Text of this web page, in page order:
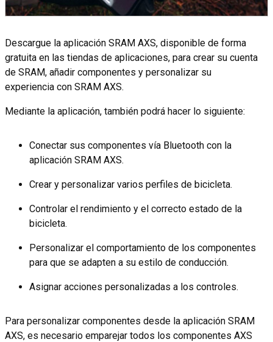
Descargue la aplicación SRAM AXS, disponible de forma
gratuita en las tiendas de aplicaciones, para crear su cuenta
de SRAM, añadir componentes y personalizar su
experiencia con SRAM AXS.
Mediante la aplicación, también podrá hacer lo siguiente:
Conectar sus componentes vía Bluetooth con la
aplicación SRAM AXS.
Crear y personalizar varios perfiles de bicicleta.
Controlar el rendimiento y el correcto estado de la
bicicleta.
Personalizar el comportamiento de los componentes
para que se adapten a su estilo de conducción.
Asignar acciones personalizadas a los controles.
Para personalizar componentes desde la aplicación SRAM
AXS, es necesario emparejar todos los componentes AXS